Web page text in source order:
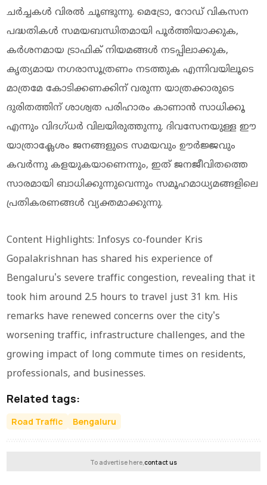
ചർച്ചകൾ വിരൽ ചൂണ്ടുന്നു. മെട്രോ, റോഡ് വികസന
പദ്ധതികൾ സമയബന്ധിതമായി പൂർത്തിയാക്കുക,
കർശനമായ ട്രാഫിക് നിയമങ്ങൾ നടപ്പിലാക്കുക,
കൃത്യമായ നഗരാസൂത്രണം നടത്തുക എന്നിവയിലൂടെ
മാത്രമേ കോടിക്കണക്കിന് വരുന്ന യാത്രക്കാരുടെ
ദുരിതത്തിന് ശാശ്വത പരിഹാരം കാണാൻ സാധിക്കൂ
എന്നും വിദഗ്ധർ വിലയിരുത്തുന്നു. ദിവസേനയുള്ള ഈ
യാത്രാക്ലേശം ജനങ്ങളുടെ സമയവും ഊർജ്ജവും
കവർന്നു കളയുകയാണെന്നും, ഇത് ജനജീവിതത്തെ
സാരമായി ബാധിക്കുന്നുവെന്നും സമൂഹമാധ്യമങ്ങളിലെ
പ്രതികരണങ്ങൾ വ്യക്തമാക്കുന്നു.
Content Highlights: Infosys co-founder Kris
Gopalakrishnan has shared his experience of
Bengaluru's severe traffic congestion, revealing that it
took him around 2.5 hours to travel just 31 km. His
remarks have renewed concerns over the city's
worsening traffic, infrastructure challenges, and the
growing impact of long commute times on residents,
professionals, and businesses.
Related tags:
Road Traffic Bengaluru
To advertise here,contact us